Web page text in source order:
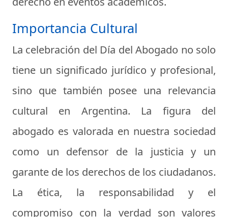
Importancia Cultural
La celebración del Día del Abogado no solo
tiene un significado jurídico y profesional,
sino que también posee una relevancia
cultural en Argentina. La figura del
abogado es valorada en nuestra sociedad
como un defensor de la justicia y un
garante de los derechos de los ciudadanos.
La ética, la responsabilidad y el
compromiso con la verdad son valores